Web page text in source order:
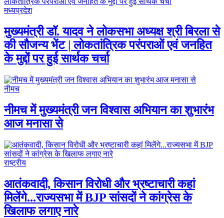
मध्यप्रदेश
मुख्यमंत्री डॉ. यादव ने लोकसभा अध्यक्ष श्री बिरला से
की सौजन्य भेंट | लोकतांत्रिक परंपराओं एवं जनहित
के मुद्दों पर हुई सार्थक चर्चा
नीमच
नीमच में मुख्यमंत्री जन विश्वास अभियान का शुभारंभ
आज मनासा से
राष्ट्रीय
आतंकवादी, किसान विरोधी और भ्रष्टाचारी कहां
मिलेंगे...राज्यसभा में BJP सांसदों ने कांग्रेस के
खिलाफ लगाए नारे